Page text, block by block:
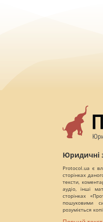
Юридичні
Protocol.ua є
сторінках
тексти,
аудіо, інші
сторінках
пошуковими
розуміється